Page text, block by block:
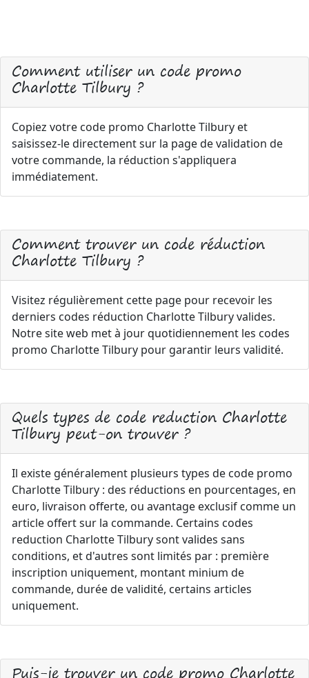
Comment utiliser un code promo
Charlotte Tilbury ?
Copiez votre code promo Charlotte Tilbury et
saisissez-le directement sur la page de validation de
votre commande, la réduction s'appliquera
immédiatement.
Comment trouver un code réduction
Charlotte Tilbury ?
Visitez régulièrement cette page pour recevoir les
derniers codes réduction Charlotte Tilbury valides.
Notre site web met à jour quotidiennement les codes
promo Charlotte Tilbury pour garantir leurs validité.
Quels types de code reduction Charlotte
Tilbury peut-on trouver ?
Il existe généralement plusieurs types de code promo
Charlotte Tilbury : des réductions en pourcentages, en
euro, livraison offerte, ou avantage exclusif comme un
article offert sur la commande. Certains codes
reduction Charlotte Tilbury sont valides sans
conditions, et d'autres sont limités par : première
inscription uniquement, montant minium de
commande, durée de validité, certains articles
uniquement.
Puis-je trouver un code promo Charlotte